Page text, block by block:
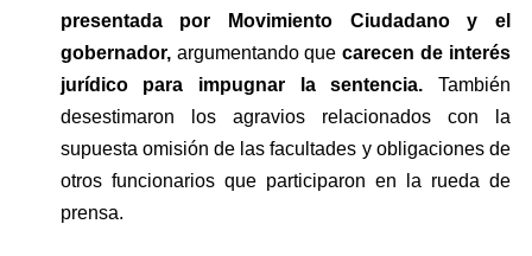
presentada por Movimiento Ciudadano y el
gobernador, argumentando que carecen de interés
jurídico para impugnar la sentencia. También
desestimaron los agravios relacionados con la
supuesta omisión de las facultades y obligaciones de
otros funcionarios que participaron en la rueda de
prensa.